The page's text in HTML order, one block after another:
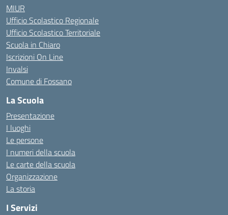
MIUR
Ufficio Scolastico Regionale
Ufficio Scolastico Territoriale
Scuola in Chiaro
Iscrizioni On Line
Invalsi
Comune di Fossano
La Scuola
Presentazione
I luoghi
Le persone
I numeri della scuola
Le carte della scuola
Organizzazione
La storia
I Servizi